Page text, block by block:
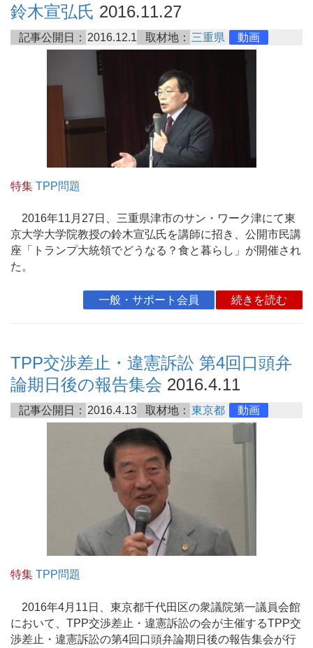
鈴木宣弘氏 2016.11.27
記事公開日： 2016.12.1 取材地： 三重県 動画
特集 TPP問題
2016年11月27日、三重県津市のサン・ワーク津にて東
京大学大学院教授の鈴木宣弘氏を講師に招き、公開市民講
座「トランプ大統領でどうなる？食と暮らし」が開催され
た。
一般・サポート会員 続きを読む
TPP交渉差止・違憲訴訟 第4回口頭弁
論期日後の報告集会 2016.4.11
記事公開日： 2016.4.13 取材地： 東京都 動画
特集 TPP問題
2016年4月11日、東京都千代田区の衆議院第一議員会館
において、TPP交渉差止・違憲訴訟の会が主催するTPP交
渉差止・違憲訴訟の第4回口頭弁論期日後の報告集会が行